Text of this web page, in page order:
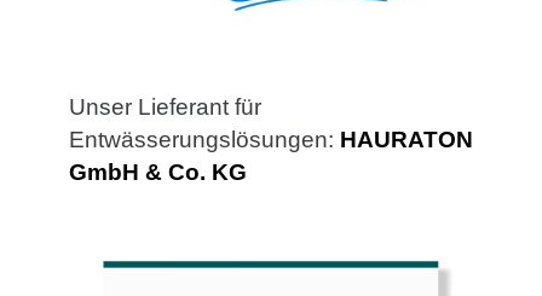
Unser Lieferant für
Entwässerungslösungen: HAURATON
GmbH & Co. KG